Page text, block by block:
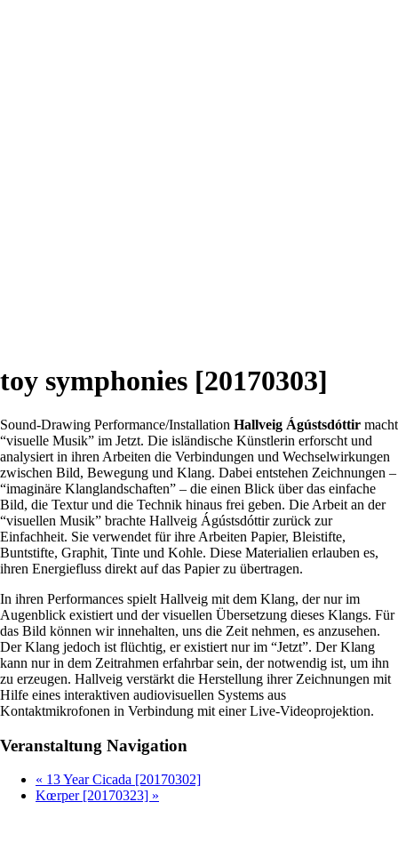
toy symphonies [20170303]
Sound-Drawing Performance/Installation Hallveig Ágústsdóttir macht
“visuelle Musik” im Jetzt. Die isländische Künstlerin erforscht und
analysiert in ihren Arbeiten die Verbindungen und Wechselwirkungen
zwischen Bild, Bewegung und Klang. Dabei entstehen Zeichnungen –
“imaginäre Klanglandschaften” – die einen Blick über das einfache
Bild, die Textur und die Technik hinaus frei geben. Die Arbeit an der
“visuellen Musik” brachte Hallveig Ágústsdóttir zurück zur
Einfachheit. Sie verwendet für ihre Arbeiten Papier, Bleistifte,
Buntstifte, Graphit, Tinte und Kohle. Diese Materialien erlauben es,
ihren Energiefluss direkt auf das Papier zu übertragen.
In ihren Performances spielt Hallveig mit dem Klang, der nur im
Augenblick existiert und der visuellen Übersetzung dieses Klangs. Für
das Bild können wir innehalten, uns die Zeit nehmen, es anzusehen.
Der Klang jedoch ist flüchtig, er existiert nur im “Jetzt”. Der Klang
kann nur in dem Zeitrahmen erfahrbar sein, der notwendig ist, um ihn
zu erzeugen. Hallveig verstärkt die Herstellung ihrer Zeichnungen mit
Hilfe eines interaktiven audiovisuellen Systems aus
Kontaktmikrofonen in Verbindung mit einer Live-Videoprojektion.
Veranstaltung Navigation
« 13 Year Cicada [20170302]
Kœrper [20170323] »